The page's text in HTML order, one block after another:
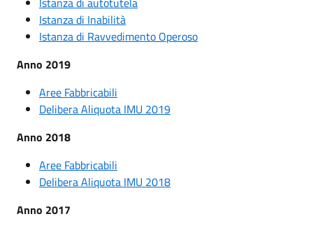
Istanza di Inabilità
Istanza di Ravvedimento Operoso
Anno 2019
Aree Fabbricabili
Delibera Aliquota IMU 2019
Anno 2018
Aree Fabbricabili
Delibera Aliquota IMU 2018
Anno 2017